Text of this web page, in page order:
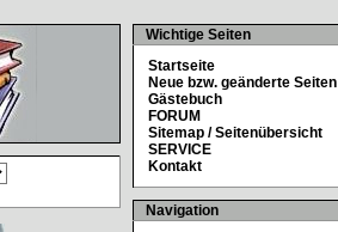
Wichtige Seiten
Startseite
Neue bzw. geänderte Seiten
Gästebuch
FORUM
Sitemap / Seitenübersicht
SERVICE
Kontakt
Navigation